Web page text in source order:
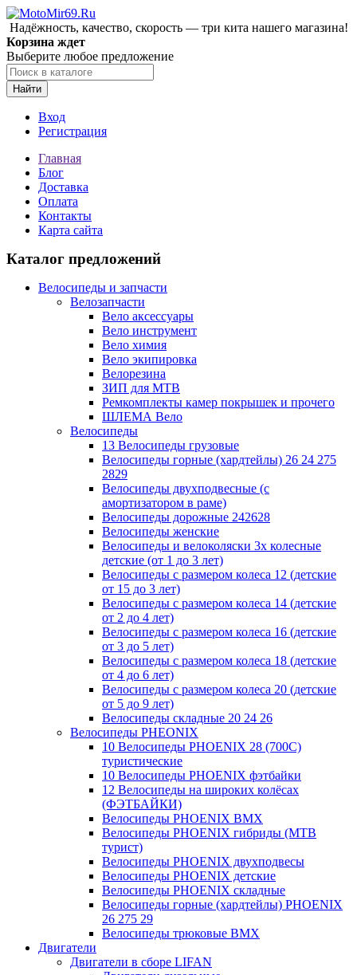
Надёжность, качество, скорость — три кита нашего магазина!
Корзина ждет
Выберите любое предложение
Найти
Вход
Регистрация
Главная
Блог
Доставка
Оплата
Контакты
Карта сайта
Каталог предложений
Велосипеды и запчасти
Велозапчасти
Вело аксессуары
Вело инструмент
Вело химия
Вело экипировка
Велорезина
ЗИП для MTB
Ремкомплекты камер покрышек и прочего
ШЛЕМА Вело
Велосипеды
13 Велосипеды грузовые
Велосипеды горные (хардтейлы) 26 24 275
2829
Велосипеды двухподвесные (с
амортизатором в раме)
Велосипеды дорожные 242628
Велосипеды женские
Велосипеды и велоколяски 3х колесные
детские (от 1 до 3 лет)
Велосипеды с размером колеса 12 (детские
от 15 до 3 лет)
Велосипеды с размером колеса 14 (детские
от 2 до 4 лет)
Велосипеды с размером колеса 16 (детские
от 3 до 5 лет)
Велосипеды с размером колеса 18 (детские
от 4 до 6 лет)
Велосипеды с размером колеса 20 (детские
от 5 до 9 лет)
Велосипеды складные 20 24 26
Велосипеды PHEONIX
10 Велосипеды PHOENIX 28 (700С)
туристические
10 Велосипеды PHOENIX фэтбайки
12 Велосипеды на широких колёсах
(ФЭТБАЙКИ)
Велосипеды PHOENIX BMX
Велосипеды PHOENIX гибриды (MTB
турист)
Велосипеды PHOENIX двухподвесы
Велосипеды PHOENIX детские
Велосипеды PHOENIX складные
Велосипеды горные (хардтейлы) PHOENIX
26 275 29
Велосипеды трюковые BMX
Двигатели
Двигатели в сборе LIFAN